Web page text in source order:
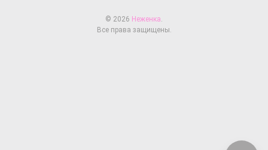
© 2026 Неженка.
Все права защищены.